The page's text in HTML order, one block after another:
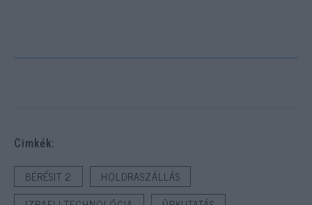
Cimkék:
BÉRÉSIT 2
HOLDRASZÁLLÁS